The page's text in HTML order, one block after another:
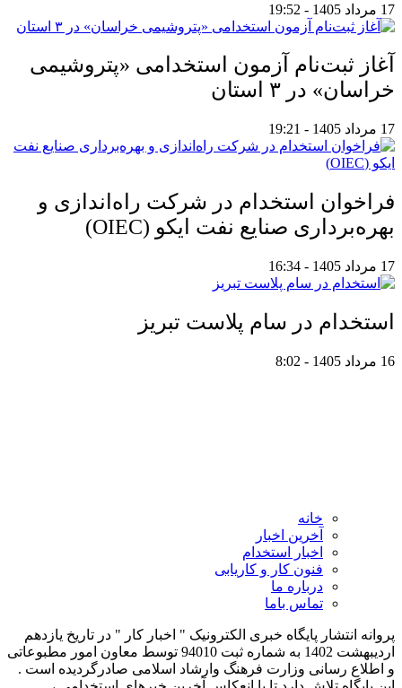
17 مرداد 1405 - 19:52
آغاز ثبت‌نام آزمون استخدامی «پتروشیمی
خراسان» در ۳ استان
17 مرداد 1405 - 19:21
فراخوان استخدام در شرکت راه‌اندازی و
بهره‌برداری صنایع نفت ایکو (OIEC)
17 مرداد 1405 - 16:34
استخدام در سام پلاست تبریز
16 مرداد 1405 - 8:02
خانه
آخرین اخبار
اخبار استخدام
فنون کار و کاریابی
درباره ما
تماس باما
پروانه انتشار پایگاه خبری الکترونیک " اخبار کار " در تاریخ یازدهم
اردیبهشت 1402 به شماره ثبت 94010 توسط معاون امور مطبوعاتی
و اطلاع رسانی وزارت فرهنگ وارشاد اسلامی صادرگردیده است .